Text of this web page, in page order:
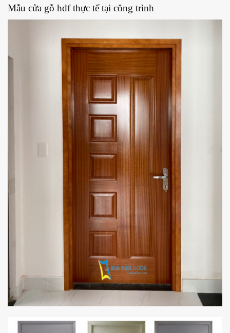
Mẫu cửa gỗ hdf thực tế tại công trình